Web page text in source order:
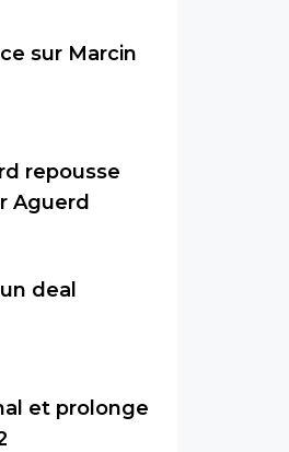
sur Marcin
repousse
Aguerd
deal
et prolonge